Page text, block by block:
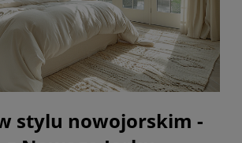
stylu nowojorskim -